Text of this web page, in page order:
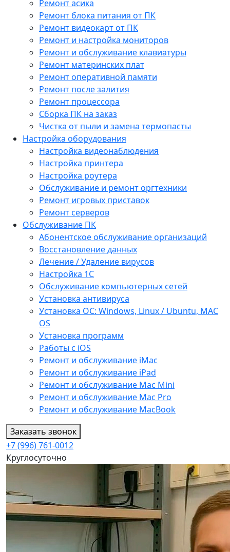
Ремонт асика
Ремонт блока питания от ПК
Ремонт видеокарт от ПК
Ремонт и настройка мониторов
Ремонт и обслуживание клавиатуры
Ремонт материнских плат
Ремонт оперативной памяти
Ремонт после залития
Ремонт процессора
Сборка ПК на заказ
Чистка от пыли и замена термопасты
Настройка оборудования
Настройка видеонаблюдения
Настройка принтера
Настройка роутера
Обслуживание и ремонт оргтехники
Ремонт игровых приставок
Ремонт серверов
Обслуживание ПК
Абонентское обслуживание организаций
Восстановление данных
Лечение / Удаление вирусов
Настройка 1С
Обслуживание компьютерных сетей
Установка антивируса
Установка ОС: Windows, Linux / Ubuntu, МАС
OS
Установка программ
Работы с iOS
Ремонт и обслуживание iMac
Ремонт и обслуживание iPad
Ремонт и обслуживание Mac Mini
Ремонт и обслуживание Mac Pro
Ремонт и обслуживание MacBook
Заказать звонок
+7 (996) 761-0012
Круглосуточно